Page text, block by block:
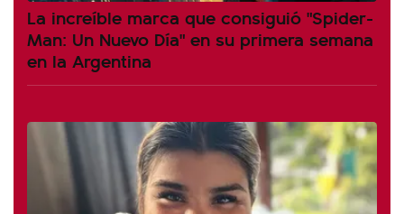
La increíble marca que consiguió "Spider-
Man: Un Nuevo Día" en su primera semana
en la Argentina